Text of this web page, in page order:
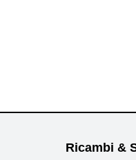
Ricambi &